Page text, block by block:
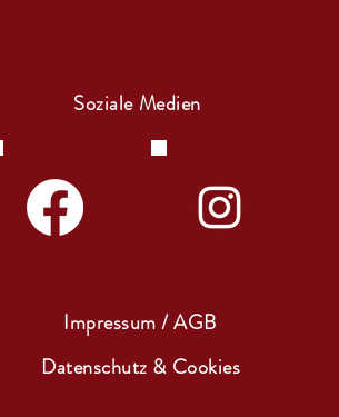
Soziale Medien
Impressum / AGB
Datenschutz & Cookies